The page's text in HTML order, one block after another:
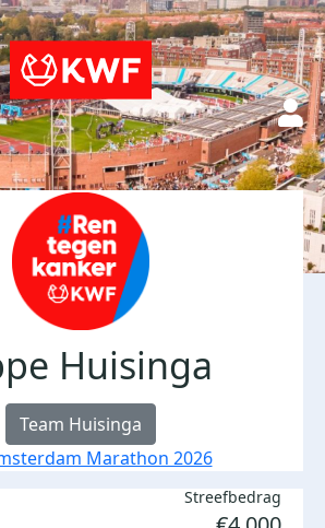
Huisinga
Team Huisinga
Marathon 2026
Streefbedrag